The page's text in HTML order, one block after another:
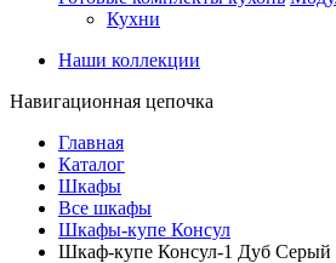
Кухни
Наши коллекции
Навигационная цепочка
Главная
Каталог
Шкафы
Все шкафы
Шкафы-купе Консул
Шкаф-купе Консул-1 Дуб